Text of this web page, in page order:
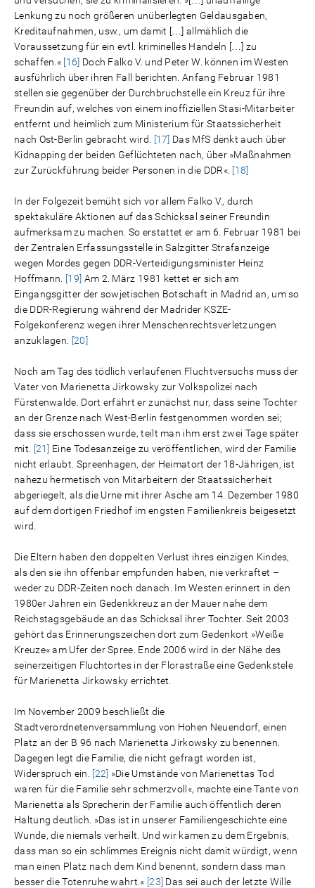
Lenkung zu noch größeren unüberlegten Geldausgaben,
Kreditaufnahmen, usw., um damit […] allmählich die
Voraussetzung für ein evtl. kriminelles Handeln […] zu
schaffen.« [16] Doch Falko V. und Peter W. können im Westen
ausführlich über ihren Fall berichten. Anfang Februar 1981
stellen sie gegenüber der Durchbruchstelle ein Kreuz für ihre
Freundin auf, welches von einem inoffiziellen Stasi-Mitarbeiter
entfernt und heimlich zum Ministerium für Staatssicherheit
nach Ost-Berlin gebracht wird. [17] Das MfS denkt auch über
Kidnapping der beiden Geflüchteten nach, über »Maßnahmen
zur Zurückführung beider Personen in die DDR«. [18]
In der Folgezeit bemüht sich vor allem Falko V., durch
spektakuläre Aktionen auf das Schicksal seiner Freundin
aufmerksam zu machen. So erstattet er am 6. Februar 1981 bei
der Zentralen Erfassungsstelle in Salzgitter Strafanzeige
wegen Mordes gegen DDR-Verteidigungsminister Heinz
Hoffmann. [19] Am 2. März 1981 kettet er sich am
Eingangsgitter der sowjetischen Botschaft in Madrid an, um so
die DDR-Regierung während der Madrider KSZE-
Folgekonferenz wegen ihrer Menschenrechtsverletzungen
anzuklagen. [20]
Noch am Tag des tödlich verlaufenen Fluchtversuchs muss der
Vater von Marienetta Jirkowsky zur Volkspolizei nach
Fürstenwalde. Dort erfährt er zunächst nur, dass seine Tochter
an der Grenze nach West-Berlin festgenommen worden sei;
dass sie erschossen wurde, teilt man ihm erst zwei Tage später
mit. [21] Eine Todesanzeige zu veröffentlichen, wird der Familie
nicht erlaubt. Spreenhagen, der Heimatort der 18-Jährigen, ist
nahezu hermetisch von Mitarbeitern der Staatssicherheit
abgeriegelt, als die Urne mit ihrer Asche am 14. Dezember 1980
auf dem dortigen Friedhof im engsten Familienkreis beigesetzt
wird.
Die Eltern haben den doppelten Verlust ihres einzigen Kindes,
als den sie ihn offenbar empfunden haben, nie verkraftet –
weder zu DDR-Zeiten noch danach. Im Westen erinnert in den
1980er Jahren ein Gedenkkreuz an der Mauer nahe dem
Reichstagsgebäude an das Schicksal ihrer Tochter. Seit 2003
gehört das Erinnerungszeichen dort zum Gedenkort »Weiße
Kreuze« am Ufer der Spree. Ende 2006 wird in der Nähe des
seinerzeitigen Fluchtortes in der Florastraße eine Gedenkstele
für Marienetta Jirkowsky errichtet.
Im November 2009 beschließt die
Stadtverordnetenversammlung von Hohen Neuendorf, einen
Platz an der B 96 nach Marienetta Jirkowsky zu benennen.
Dagegen legt die Familie, die nicht gefragt worden ist,
Widerspruch ein. [22] »Die Umstände von Marienettas Tod
waren für die Familie sehr schmerzvoll«, machte eine Tante von
Marienetta als Sprecherin der Familie auch öffentlich deren
Haltung deutlich. »Das ist in unserer Familiengeschichte eine
Wunde, die niemals verheilt. Und wir kamen zu dem Ergebnis,
dass man so ein schlimmes Ereignis nicht damit würdigt, wenn
man einen Platz nach dem Kind benennt, sondern dass man
besser die Totenruhe wahrt.« [23] Das sei auch der letzte Wille